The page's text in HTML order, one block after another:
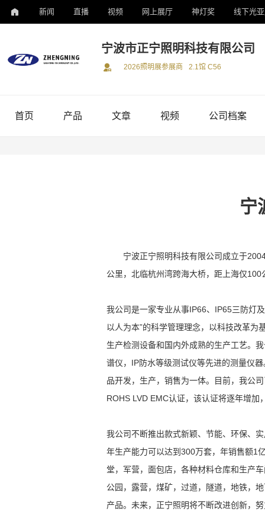
新闻 直播 视频 网上展厅 神灯奖 线下光
宁波市正宁照明科技有限公司
2026照明展参展商 2.1馆 C56
首页 产品 文章 视频 公司档案
宁
宁波正宁照明科技有限公司成立于
公里，北临杭州湾跨海大桥，距上海仅
我公司是一家专业从事IP66、IP65三防灯
以人为本”的科学管理理念，以科技改革
生产检测设备和国内外成熟的生产工艺。
谱仪，IP防水等级测试仪等先进的测量仪
品开发，生产，销售为一体。目前，我公
ROHS LVD EMC认证，该认证将逐年增加
我公司不断推出款式新颖、节能、环保、
年生产能力可以达到300万套，年销售额1
堂，军营，面包店，各种材料仓库和生产
公园，露营，煤矿，过道，隧道，地铁，
产品。未来，正宁照明将不断改进创新，